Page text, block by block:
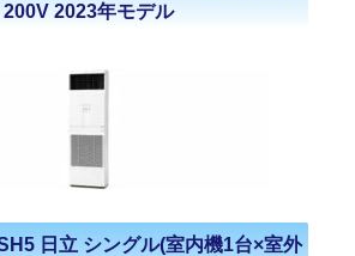
200V 2023年モデル
日立 シングル(室内機1台×室外